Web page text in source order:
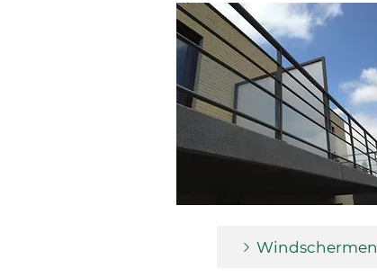
Windschermen